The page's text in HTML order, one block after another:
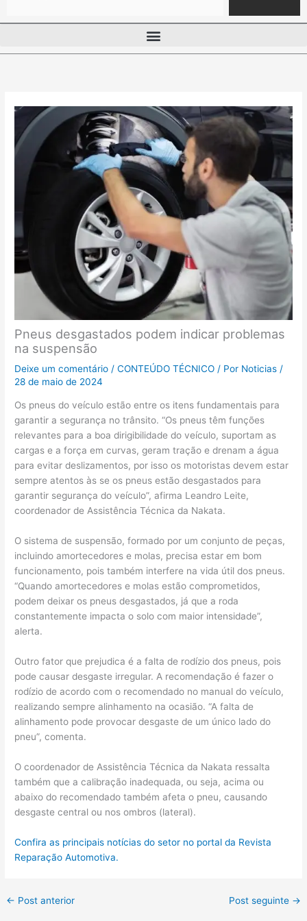
Pneus desgastados podem indicar problemas
na suspensão
Deixe um comentário /CONTEÚDO TÉCNICO / Por Noticias /
28 de maio de 2024
Os pneus do veículo estão entre os itens fundamentais para
garantir a segurança no trânsito. “Os pneus têm funções
relevantes para a boa dirigibilidade do veículo, suportam as
cargas e a força em curvas, geram tração e drenam a água
para evitar deslizamentos, por isso os motoristas devem estar
sempre atentos às se os pneus estão desgastados para
garantir segurança do veículo”, afirma Leandro Leite,
coordenador de Assistência Técnica da Nakata.
O sistema de suspensão, formado por um conjunto de peças,
incluindo amortecedores e molas, precisa estar em bom
funcionamento, pois também interfere na vida útil dos pneus.
“Quando amortecedores e molas estão comprometidos,
podem deixar os pneus desgastados, já que a roda
constantemente impacta o solo com maior intensidade”,
alerta.
Outro fator que prejudica é a falta de rodízio dos pneus, pois
pode causar desgaste irregular. A recomendação é fazer o
rodízio de acordo com o recomendado no manual do veículo,
realizando sempre alinhamento na ocasião. “A falta de
alinhamento pode provocar desgaste de um único lado do
pneu”, comenta.
O coordenador de Assistência Técnica da Nakata ressalta
também que a calibração inadequada, ou seja, acima ou
abaixo do recomendado também afeta o pneu, causando
desgaste central ou nos ombros (lateral).
Confira as principais notícias do setor no portal da Revista
Reparação Automotiva.
← Post anterior Post seguinte →